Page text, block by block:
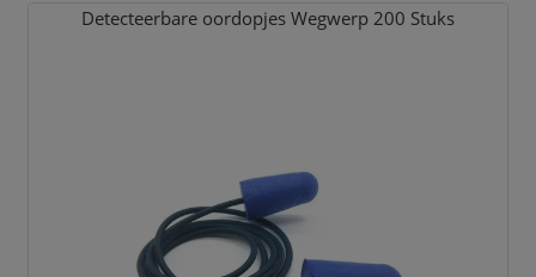
Detecteerbare oordopjes Wegwerp 200 Stuks